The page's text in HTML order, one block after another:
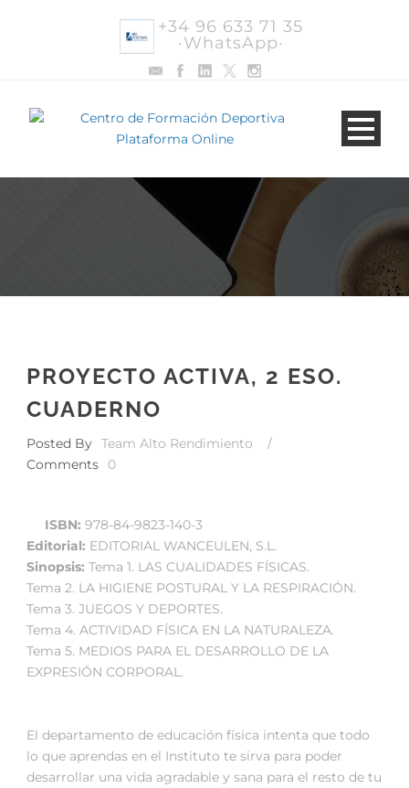
+34 96 633 71 35
·WhatsApp·
PROYECTO ACTIVA, 2 ESO.
CUADERNO
Posted By Team Alto Rendimiento
/
Comments
0
ISBN: 978-84-9823-140-3
Editorial: EDITORIAL WANCEULEN, S.L.
Sinopsis: Tema 1. LAS CUALIDADES FÍSICAS.
Tema 2. LA HIGIENE POSTURAL Y LA RESPIRACIÓN.
Tema 3. JUEGOS Y DEPORTES.
Tema 4. ACTIVIDAD FÍSICA EN LA NATURALEZA.
Tema 5. MEDIOS PARA EL DESARROLLO DE LA
EXPRESIÓN CORPORAL.
El departamento de educación física intenta que todo
lo que aprendas en el Instituto te sirva para poder
desarrollar una vida agradable y sana para el resto de tu